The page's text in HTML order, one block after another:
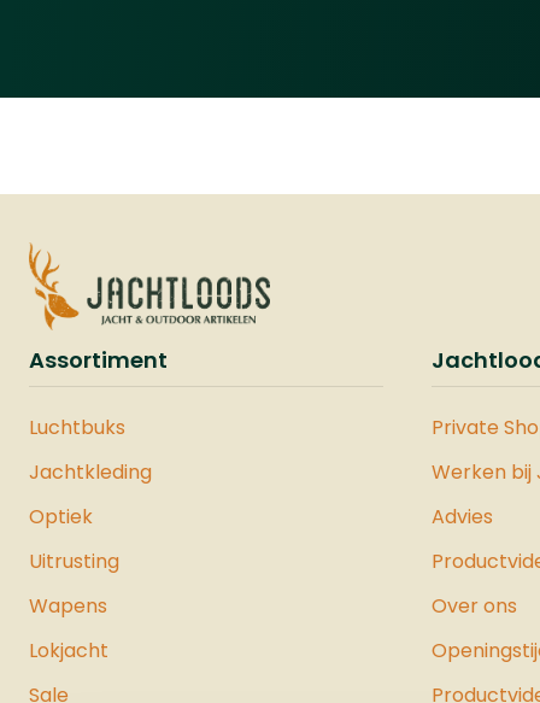
Flashloader gebruiken, die
compatibel met .50 kaliber
munitie, waaronder
rubberen, stalen en
polymeer ballen, en is
ontworpen voor snelle en
efficiënte herlaadacties,
omstandigheden.Voor
verbeterde stabiliteit en
Shoulder Back een
Deze schoudersteun kan
eenvoudig op het pistool
Assortiment
Luchtbuks
Jachtkleding
Optiek
Uitrusting
Wapens
Lokjacht
Sale
Private
Werken bij
Advies
Over ons